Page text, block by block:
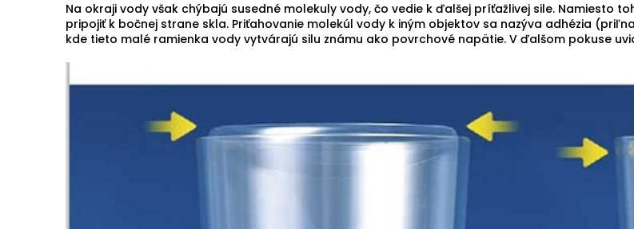
Na okraji vody však chýbajú susedné molekuly vody, čo vedie k ďalšej príťažlivej sile. Namiesto
pripojiť k bočnej strane skla. Priťahovanie molekúl vody k iným objektov sa nazýva adhézia
kde tieto malé ramienka vody vytvárajú silu známu ako povrchové napätie. V ďalšom pokuse